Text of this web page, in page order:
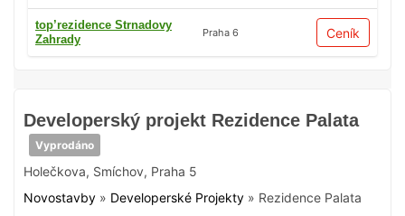
Developerský projekt Rezidence Palata
Vyprodáno
Holečkova, Smíchov, Praha 5
Novostavby » Developerské Projekty » Rezidence Palata
top’rezidence Strnadovy
Zahrady
Praha 6 Ceník